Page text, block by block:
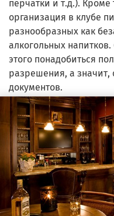
перчатки и т.д.).
организация в клубе
разнообразных как
алкогольных
этого понадобиться
разрешения, а
документов.